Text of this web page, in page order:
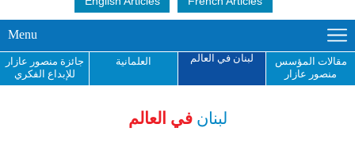
Menu
مقالات المؤسس
منصور عازار
لبنان في العالم العلمانية
جائزة منصور عازار
للإبداع الفكري
لبنان في العالم